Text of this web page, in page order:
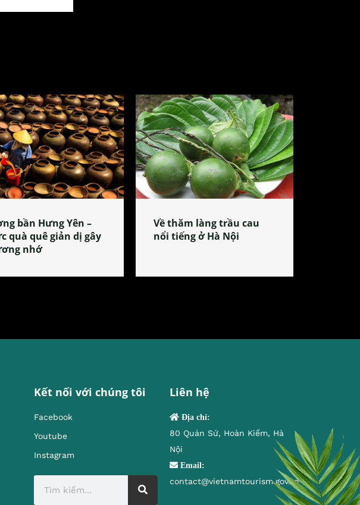
bần Hưng Yên –
quà quê giản dị gây
nhớ
Về thăm làng trầu cau
nổi tiếng ở Hà Nội
Kết nối với chúng tôi
Facebook
Youtube
Instagram
Liên hệ
Địa chỉ:
80 Quán Sứ, Hoàn Kiếm, Hà
Nội
Email:
contact@vietnamtourism.gov.vn